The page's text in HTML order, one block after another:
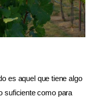
es aquel que tiene algo
suficiente como para